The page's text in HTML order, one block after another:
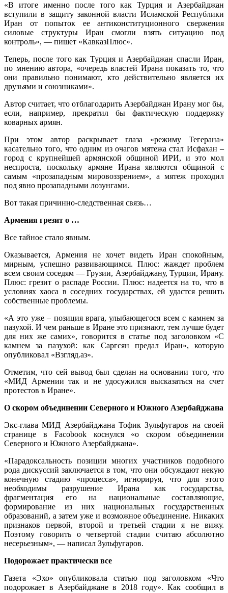
«В итоге именно после того как Турция и Азербайджан
вступили в защиту законной власти Исламской Республики
Иран от попыток ее антиконституционного свержения
силовые структуры Иран смогли взять ситуацию под
контроль», — пишет «КавказПлюс».
Теперь, после того как Турция и Азербайджан спасли Иран,
по мнению автора, «очередь властей Ирана показать то, что
они правильно понимают, кто действительно является их
друзьями и союзниками».
Автор считает, что отблагодарить Азербайджан Ирану мог бы,
если, например, прекратил бы фактическую поддержку
коварных армян.
При этом автор раскрывает глаза «режиму Тегерана»
касательно того, что одним из очагов мятежа стал Исфахан –
город с крупнейшей армянской общиной ИРИ, и это мол
неспроста, поскольку армяне Ирана являются общиной с
самым «прозападным мировоззрением», а мятеж проходил
под явно прозападными лозунгами.
Вот такая причинно-следственная связь…
Армения грезит о …
Все тайное стало явным.
Оказывается, Армения не хочет видеть Иран спокойным,
мирным, успешно развивающимся. Плюс: жаждет проблем
всем своим соседям — Грузии, Азербайджану, Турции, Ирану.
Плюс: грезит о распаде России. Плюс: надеется на то, что в
условиях хаоса в соседних государствах, ей удастся решить
собственные проблемы.
«А это уже – позиция врага, улыбающегося всем с камнем за
пазухой. И чем раньше в Иране это признают, тем лучше будет
для них же самих», говорится в статье под заголовком «С
камнем за пазухой: как Саргсян предал Иран», которую
опубликовал «Взгляд.аз».
Отметим, что сей вывод был сделан на основании того, что
«МИД Армении так и не удосужился высказаться на счет
протестов в Иране».
О скором объединении Северного и Южного Азербайджана
Экс-глава МИД Азербайджана Тофик Зульфугаров на своей
странице в Facobook коснулся «о скором объединении
Северного и Южного Азербайджана».
«Парадоксальность позиции многих участников подобного
рода дискуссий заключается в том, что они обсуждают некую
конечную стадию «процесса», игнорируя, что для этого
необходимы разрушение Ирана как государства,
фрагментация его на национальные составляющие,
формирование из них национальных государственных
образований, а затем уже и возможное объединение. Никаких
признаков первой, второй и третьей стадии я не вижу.
Поэтому говорить о четвертой стадии считаю абсолютно
несерьезным», — написал Зульфугаров.
Подорожает практически все
Газета «Эхо» опубликовала статью под заголовком «Что
подорожает в Азербайджане в 2018 году». Как сообщил в